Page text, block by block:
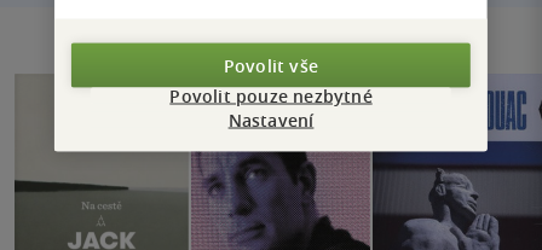
Povolit vše
Povolit pouze nezbytné
Nastavení